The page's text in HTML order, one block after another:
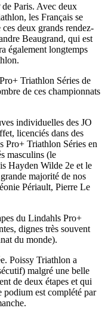
Paris. Avec deux
les Français se
deux grands rendez-
Beaugrand, qui est
également longtemps
Triathlon Séries de
de ces championnats
individuelles des JO
licenciés dans des
Pro+ Triathlon Séries en
masculins (le
Hayden Wilde 2e et le
majorité de nos
Périault, Pierre Le
du Lindahls Pro+
dignes très souvent
du monde).
Poissy Triathlon a
malgré une belle
de deux étapes et qui
podium est complété par